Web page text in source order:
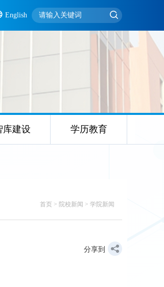
English
库建设 学历教育
首页 > 院校新闻 > 学院新闻
分享到